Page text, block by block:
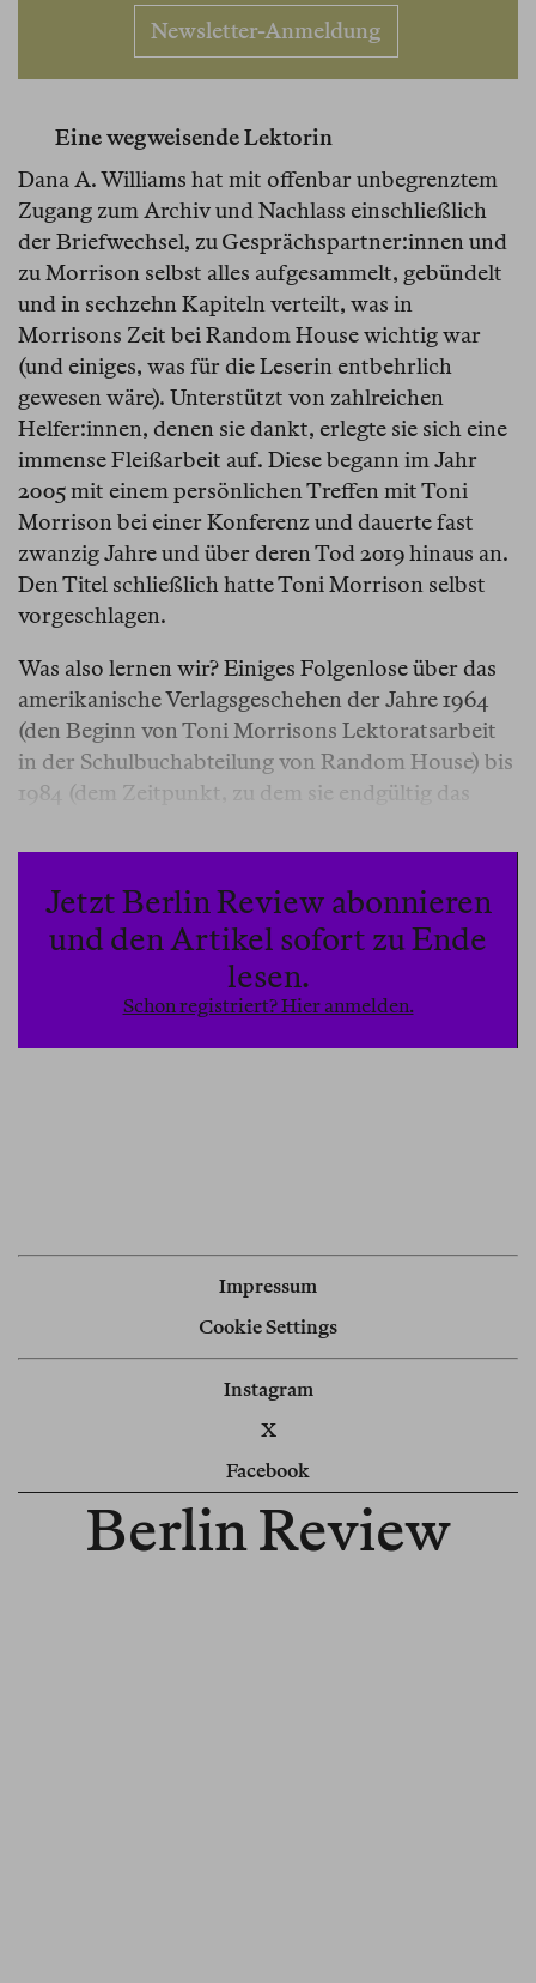
Newsletter-Anmeldung
Eine wegweisende Lektorin
Dana A. Williams hat mit offenbar unbegrenztem
Zugang zum Archiv und Nachlass einschließlich
der Briefwechsel, zu Gesprächspartner:innen und
zu Morrison selbst alles aufgesammelt, gebündelt
und in sechzehn Kapiteln verteilt, was in
Morrisons Zeit bei Random House wichtig war
(und einiges, was für die Leserin entbehrlich
gewesen wäre). Unterstützt von zahlreichen
Helfer:innen, denen sie dankt, erlegte sie sich eine
immense Fleißarbeit auf. Diese begann im Jahr
2005 mit einem persönlichen Treffen mit Toni
Morrison bei einer Konferenz und dauerte fast
zwanzig Jahre und über deren Tod 2019 hinaus an.
Den Titel schließlich hatte Toni Morrison selbst
vorgeschlagen.
Was also lernen wir? Einiges Folgenlose über das
amerikanische Verlagsgeschehen der Jahre 1964
(den Beginn von Toni Morrisons Lektoratsarbeit
in der Schulbuchabteilung von Random House) bis
1984 (dem Zeitpunkt, zu dem sie endgültig das
machte und den Verlag verließ). Fast alles über
Entstehungsprozesse einzelner Bücher,
Überlegungen zur Vermarktung, Details zu
Verträgen und manchmal auch Vorschüssen,
Konflikte und Erfolge oder auch, selten,
Enttäuschungen.
Jetzt Berlin Review abonnieren
und den Artikel sofort zu Ende
lesen.
Schon registriert? Hier anmelden.
Impressum
Cookie Settings
Instagram
X
Facebook
Berlin Review